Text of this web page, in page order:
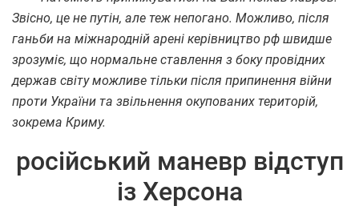
Звісно, це не путін, але теж непогано. Можливо, після
ганьби на міжнародній арені керівництво рф швидше
зрозуміє, що нормальне ставлення з боку провідних
держав світу можливе тільки після припинення війни
проти України та звільнення окупованих територій,
зокрема Криму.
російський маневр відступ
із Херсона